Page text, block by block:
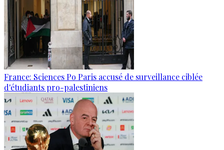
France: Sciences Po Paris accusé de surveillance ciblée
d'étudiants pro-palestiniens